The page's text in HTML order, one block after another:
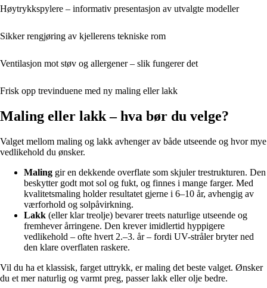
Høytrykkspylere – informativ presentasjon av utvalgte modeller
Sikker rengjøring av kjellerens tekniske rom
Ventilasjon mot støv og allergener – slik fungerer det
Frisk opp trevinduene med ny maling eller lakk
Maling eller lakk – hva bør du velge?
Valget mellom maling og lakk avhenger av både utseende og hvor mye
vedlikehold du ønsker.
Maling gir en dekkende overflate som skjuler trestrukturen. Den
beskytter godt mot sol og fukt, og finnes i mange farger. Med
kvalitetsmaling holder resultatet gjerne i 6–10 år, avhengig av
værforhold og solpåvirkning.
Lakk (eller klar treolje) bevarer treets naturlige utseende og
fremhever årringene. Den krever imidlertid hyppigere
vedlikehold – ofte hvert 2.–3. år – fordi UV-stråler bryter ned
den klare overflaten raskere.
Vil du ha et klassisk, farget uttrykk, er maling det beste valget. Ønsker
du et mer naturlig og varmt preg, passer lakk eller olje bedre.